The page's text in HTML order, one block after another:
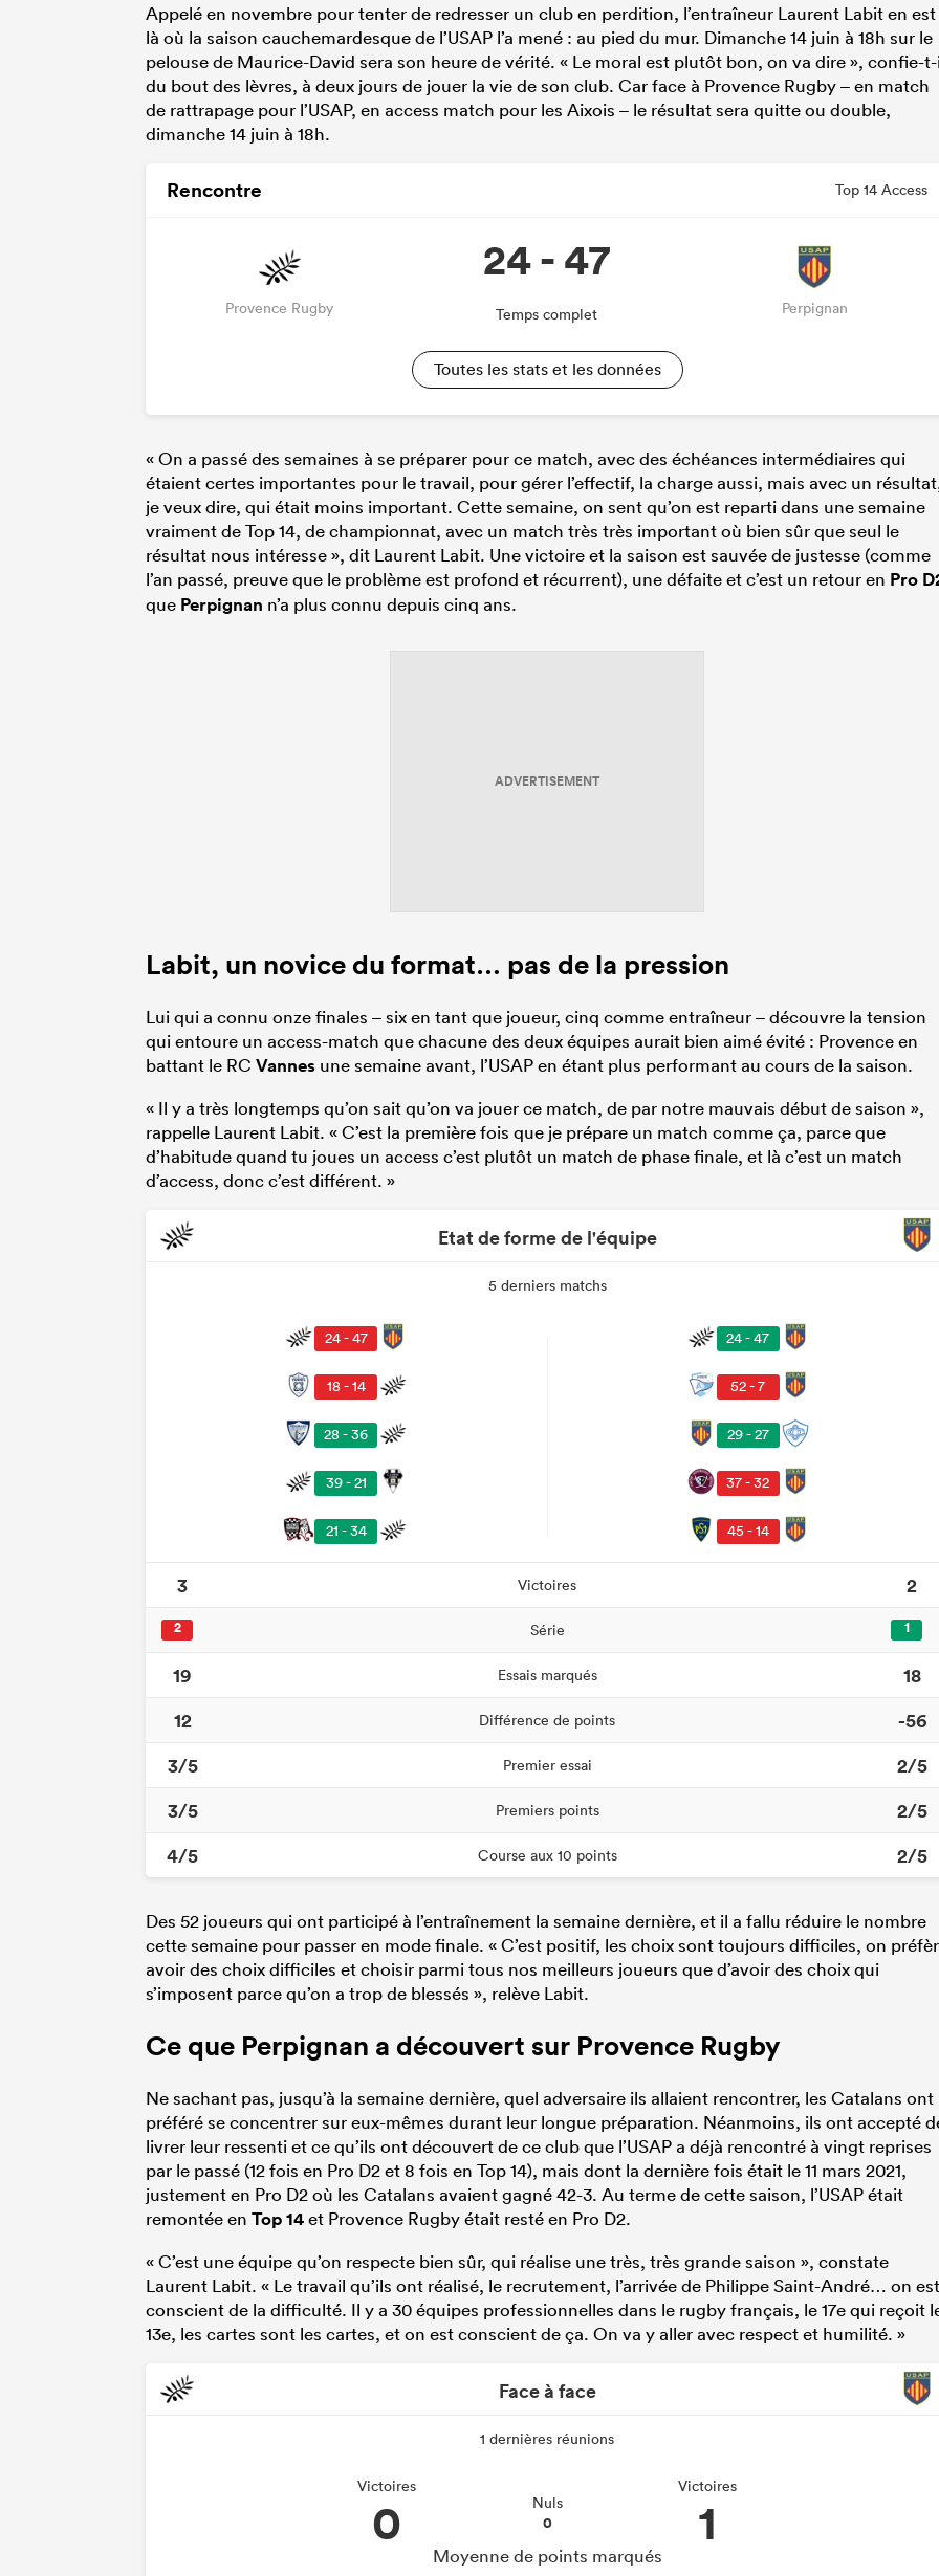
Appelé en novembre pour tenter de redresser un club en perdition, l’entraîneur Laurent Labit en est
là où la saison cauchemardesque de l’USAP l’a mené : au pied du mur. Dimanche 14 juin à 18h sur le
pelouse de Maurice-David sera son heure de vérité. « Le moral est plutôt bon, on va dire », confie-
du bout des lèvres, à deux jours de jouer la vie de son club. Car face à Provence Rugby – en match
de rattrapage pour l’USAP, en access match pour les Aixois – le résultat sera quitte ou double,
dimanche 14 juin à 18h.
Rencontre Top 14 Access
Provence Rugby
24 - 47
Temps complet Perpignan
Toutes les stats et les données
« On a passé des semaines à se préparer pour ce match, avec des échéances intermédiaires qui
étaient certes importantes pour le travail, pour gérer l’effectif, la charge aussi, mais avec un
je veux dire, qui était moins important. Cette semaine, on sent qu’on est reparti dans une semaine
vraiment de Top 14, de championnat, avec un match très très important où bien sûr que seul le
résultat nous intéresse », dit Laurent Labit. Une victoire et la saison est sauvée de justesse (comme
l’an passé, preuve que le problème est profond et récurrent), une défaite et c’est un retour en Pro
que Perpignan n’a plus connu depuis cinq ans.
ADVERTISEMENT
Labit, un novice du format… pas de la pression
Lui qui a connu onze finales – six en tant que joueur, cinq comme entraîneur – découvre la tension
qui entoure un access-match que chacune des deux équipes aurait bien aimé évité : Provence en
battant le RC Vannes une semaine avant, l’USAP en étant plus performant au cours de la saison.
« Il y a très longtemps qu’on sait qu’on va jouer ce match, de par notre mauvais début de saison »,
rappelle Laurent Labit. « C’est la première fois que je prépare un match comme ça, parce que
d’habitude quand tu joues un access c’est plutôt un match de phase finale, et là c’est un match
d’access, donc c’est différent. »
Etat de forme de l'équipe
5 derniers matchs
24 - 47
18 - 14
28 - 36
39 - 21
21 - 34
24 - 47
52 - 7
29 - 27
37 - 32
45 - 14
3 Victoires 2
2 Série 1
19 Essais marqués
18
12
Différence de points
-56
3/5
Premier essai
2/5
3/5
Premiers points
2/5
4/5
Course aux 10 points 2/5
Des 52 joueurs qui ont participé à l’entraînement la semaine dernière, et il a fallu réduire le nombre
cette semaine pour passer en mode finale. « C’est positif, les choix sont toujours difficiles, on
avoir des choix difficiles et choisir parmi tous nos meilleurs joueurs que d’avoir des choix qui
s’imposent parce qu’on a trop de blessés », relève Labit.
Ce que Perpignan a découvert sur Provence Rugby
Ne sachant pas, jusqu’à la semaine dernière, quel adversaire ils allaient rencontrer, les Catalans ont
préféré se concentrer sur eux-mêmes durant leur longue préparation. Néanmoins, ils ont accepté
livrer leur ressenti et ce qu’ils ont découvert de ce club que l’USAP a déjà rencontré à vingt reprises
par le passé (12 fois en Pro D2 et 8 fois en Top 14), mais dont la dernière fois était le 11 mars 2021,
justement en Pro D2 où les Catalans avaient gagné 42-3. Au terme de cette saison, l’USAP était
remontée en Top 14et Provence Rugby était resté en Pro D2.
« C’est une équipe qu’on respecte bien sûr, qui réalise une très, très grande saison », constate
Laurent Labit. « Le travail qu’ils ont réalisé, le recrutement, l’arrivée de Philippe Saint-André… on est
conscient de la difficulté. Il y a 30 équipes professionnelles dans le rugby français, le 17e qui reçoit
13e, les cartes sont les cartes, et on est conscient de ça. On va y aller avec respect et humilité. »
Face à face
1 dernières réunions
Victoires
0 Nuls
0
Victoires
1
Moyenne de points marqués